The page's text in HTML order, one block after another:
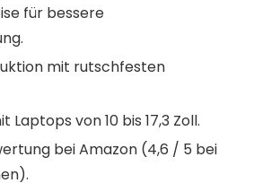
für bessere
mit rutschfesten
Laptops von 10 bis 17,3 Zoll.
bei Amazon (4,6 / 5 bei